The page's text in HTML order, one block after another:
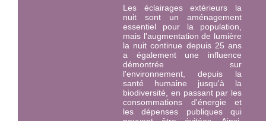
Les éclairages extérieurs la
nuit sont un aménagement
essentiel pour la population,
mais l'augmentation de lumière
la nuit continue depuis 25 ans
a également une influence
démontrée sur
l'environnement, depuis la
santé humaine jusqu'à la
biodiversité, en passant par les
consommations d'énergie et
les dépenses publiques qui